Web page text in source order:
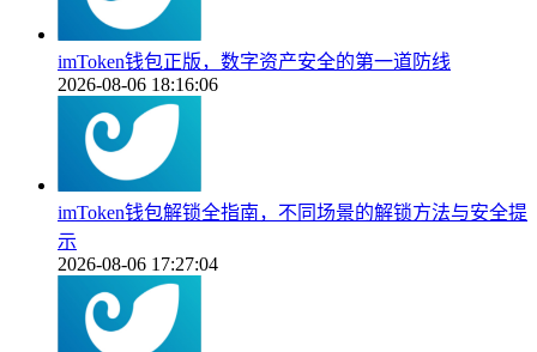
imToken钱包正版，数字资产安全的第一道防线
2026-08-06 18:16:06
imToken钱包解锁全指南，不同场景的解锁方法与安全提
示
2026-08-06 17:27:04